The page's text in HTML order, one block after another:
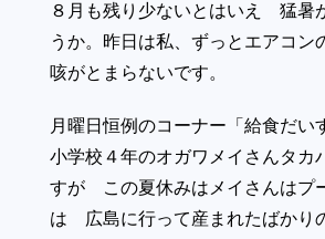
８月も残り少ないとはいえ 猛暑
うか。昨日は私、ずっとエアコ
咳がとまらないです。
月曜日恒例のコーナー「給食だ
小学校４年のオガワメイさんタカ
すが この夏休みはメイさんはプ
は 広島に行って産まれたばかり